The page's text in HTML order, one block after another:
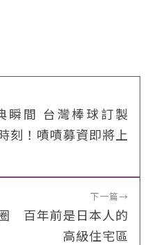
瞬間 台灣棒球訂製
刻！嘖嘖募資即將上
下一篇→
百年前是日本人的
高級住宅區